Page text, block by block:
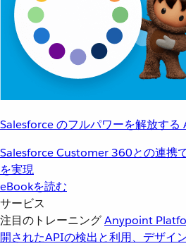
Salesforce のフルパワーを解放する
Salesforce Customer 360との連携
を実現
eBookを読む
サービス
注目のトレーニングAnypoint
開されたAPIの検出と利用、デザイ